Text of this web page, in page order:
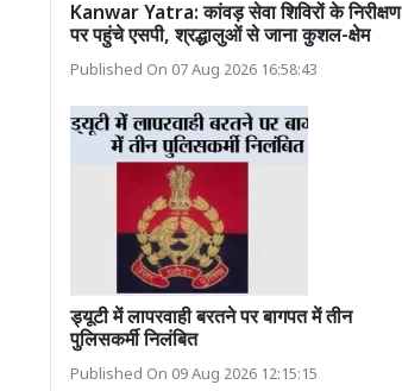
Kanwar Yatra: कांवड़ सेवा शिविरों के निरीक्षण
पर पहुंचे एसपी, श्रद्धालुओं से जाना कुशल-क्षेम
Published On 07 Aug 2026 16:58:43
ड्यूटी में लापरवाही बरतने पर बागपत में तीन
पुलिसकर्मी निलंबित
Published On 09 Aug 2026 12:15:15